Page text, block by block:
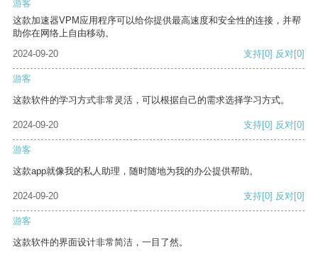
游客
这款加速器VPM应用程序可以给你提供最高速度和安全性的连接，并帮
助你在网络上自由移动。
2024-09-20
支持[0] 反对[0]
游客
这款软件的学习方式非常灵活，可以根据自己的需求选择学习方式。
2024-09-20 支持[0] 反对[0]
游客
这款app就像我的私人助理，随时随地为我的办公提供帮助。
2024-09-20 支持[0] 反对[0]
游客
这款软件的界面设计非常简洁，一目了然。